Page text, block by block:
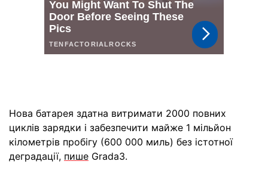
Нова батарея здатна витримати 2000 повних
циклів зарядки і забезпечити майже 1 мільйон
кілометрів пробігу (600 000 миль) без істотної
деградації, пише Grada3.